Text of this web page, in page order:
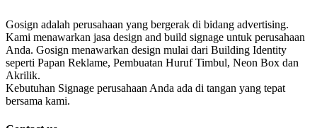
Gosign adalah perusahaan yang bergerak di bidang advertising.
Kami menawarkan jasa design and build signage untuk perusahaan
Anda. Gosign menawarkan design mulai dari Building Identity
seperti Papan Reklame, Pembuatan Huruf Timbul, Neon Box dan
Akrilik.
Kebutuhan Signage perusahaan Anda ada di tangan yang tepat
bersama kami.